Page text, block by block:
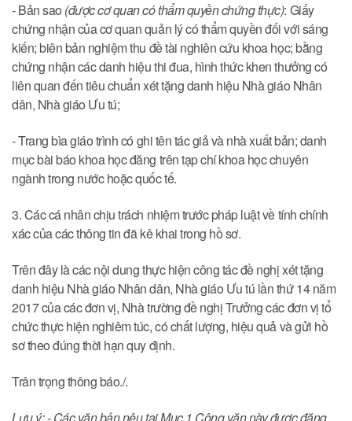
- Bản sao (được cơ quan có thẩm quyền chứng thực): Giấy
chứng nhận của cơ quan quản lý có thẩm quyền đối với sáng
kiến; biên bản nghiệm thu đề tài nghiên cứu khoa học; bằng
chứng nhận các danh hiệu thi đua, hình thức khen thưởng có
liên quan đến tiêu chuẩn xét tặng danh hiệu Nhà giáo Nhân
dân, Nhà giáo Ưu tú;
- Trang bìa giáo trình có ghi tên tác giả và nhà xuất bản; danh
mục bài báo khoa học đăng trên tạp chí khoa học chuyên
ngành trong nước hoặc quốc tế.
3. Các cá nhân chịu trách nhiệm trước pháp luật về tính chính
xác của các thông tin đã kê khai trong hồ sơ.
Trên đây là các nội dung thực hiện công tác đề nghị xét tặng
danh hiệu Nhà giáo Nhân dân, Nhà giáo Ưu tú lần thứ 14 năm
2017 của các đơn vị, Nhà trường đề nghị Trưởng các đơn vị tổ
chức thực hiện nghiêm túc, có chất lượng, hiệu quả và gửi hồ
sơ theo đúng thời hạn quy định.
Trân trọng thông báo./.